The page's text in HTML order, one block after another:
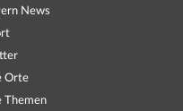
News
Orte
Themen